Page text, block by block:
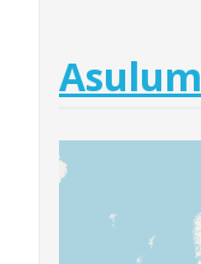
Asulum